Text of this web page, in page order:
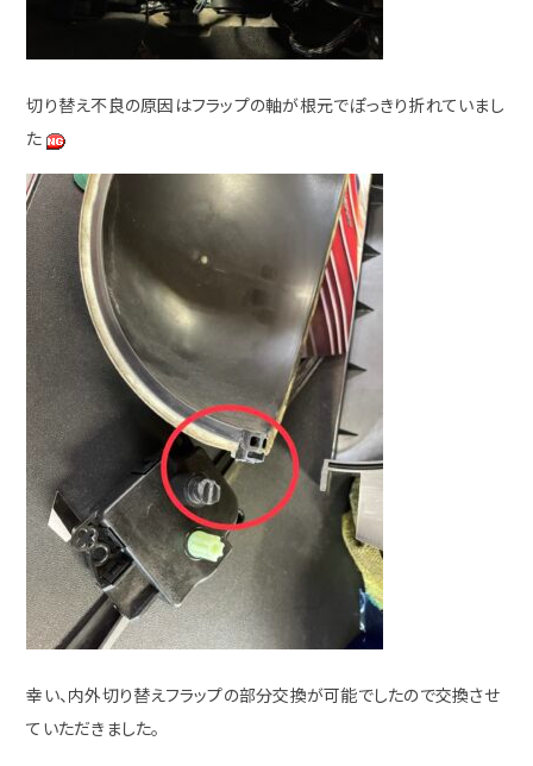
切り替え不良の原因はフラップの軸が根元でぽっきり折れていまし
た
幸い、内外切り替えフラップの部分交換が可能でしたので交換させ
ていただきました。